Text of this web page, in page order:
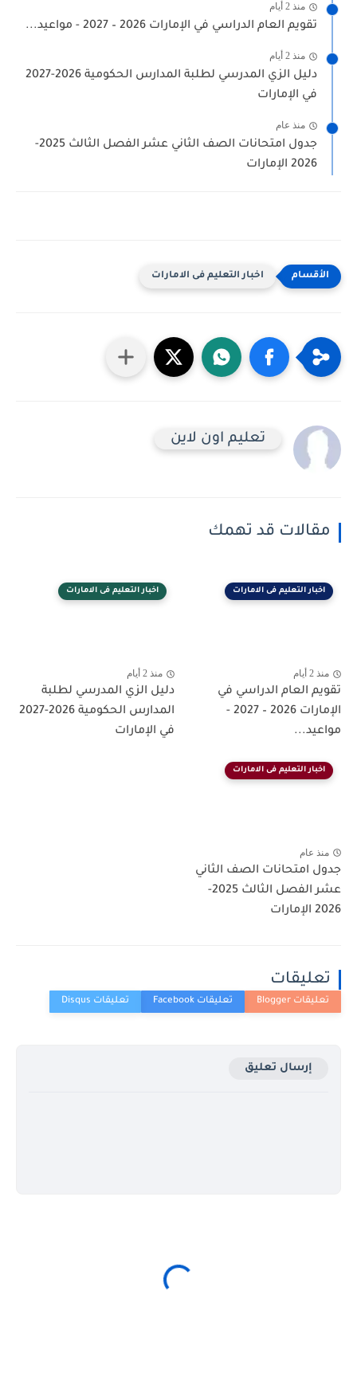
منذ 2 أيام
العام الدراسي في الإمارات 2026 – 2027 - مواعيد...
منذ 2 أيام
دليل الزي المدرسي لطلبة المدارس الحكومية 2026-2027
الإمارات
منذ عام
جدول امتحانات الصف الثاني عشر الفصل الثالث 2025-
اخبار التعليم فى الامارات
تعليم اون لاين
قد تهمك
التعليم فى الامارات
العام الدراسي في
الإمارات 2026 – 2027 -
اخبار التعليم فى الامارات
دليل الزي المدرسي لطلبة
المدارس الحكومية 2026-2027
في الإمارات
التعليم فى الامارات
الصف الثاني
عشر الفصل الثالث 2025-
إرسال تعليق